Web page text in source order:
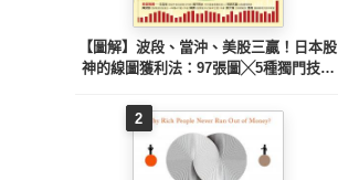
【圖解】波段、當沖、美股三贏！日本股
神的線圖獲利法：97張圖╳5種獨門技法
率，高效累積千萬資產！
2